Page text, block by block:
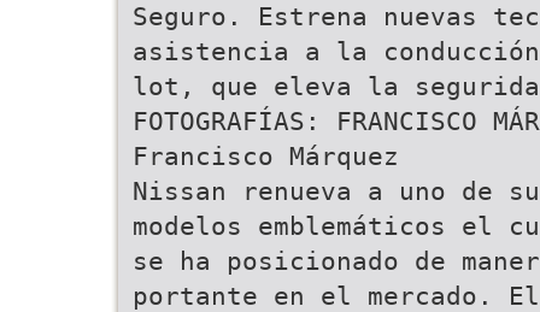
Seguro. Estrena nuevas
asistencia a la
lot, que eleva la
FOTOGRAFÍAS: FRANCISCO
Francisco Márquez
Nissan renueva a uno de
modelos emblemáticos el
se ha posicionado de
portante en el mercado.